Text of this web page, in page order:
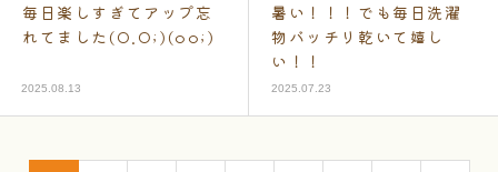
毎日楽しすぎてアップ忘
れてました(O.O;)(oo;)
2025.08.13
暑い！！！でも毎日洗濯
物バッチリ乾いて嬉し
い！！
2025.07.23